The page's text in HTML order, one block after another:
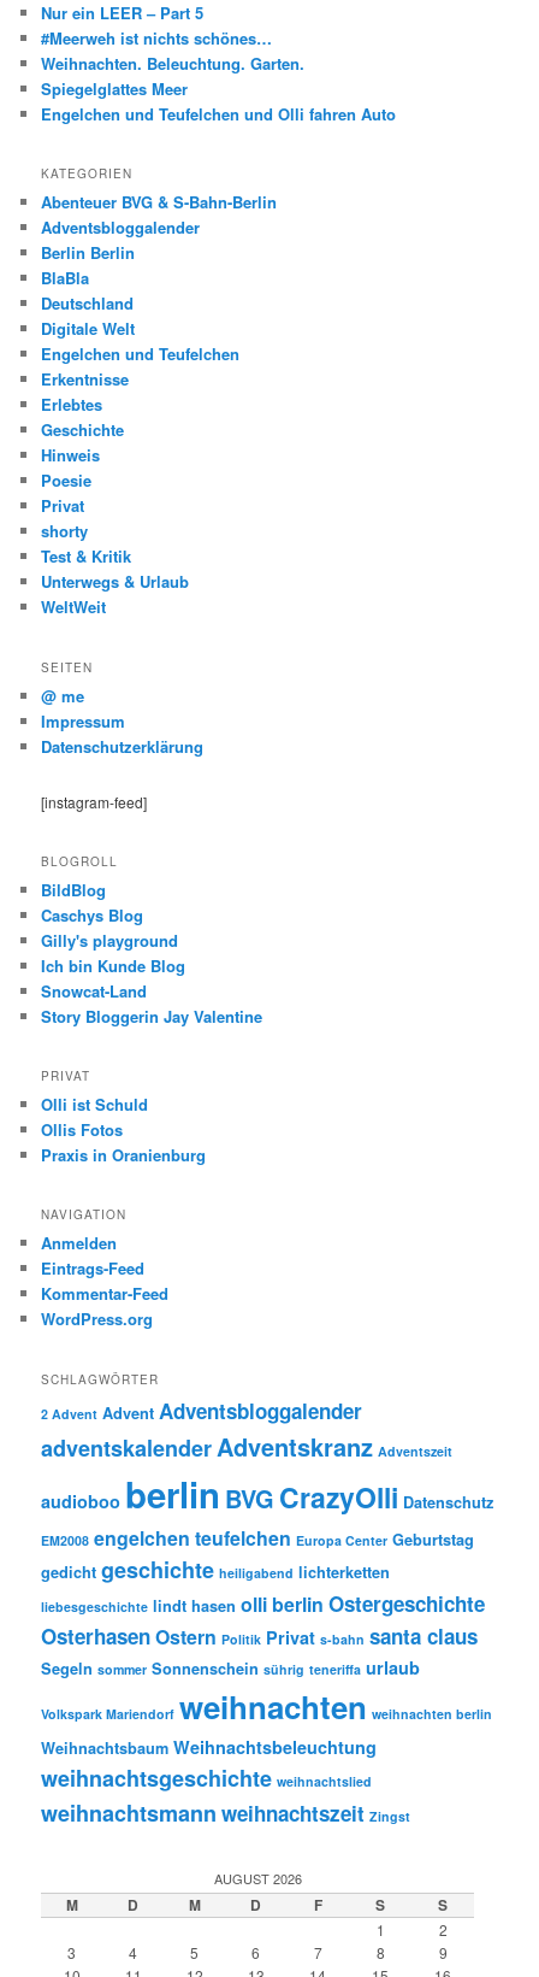
Nur ein LEER – Part 5
#Meerweh ist nichts schönes…
Weihnachten. Beleuchtung. Garten.
Spiegelglattes Meer
Engelchen und Teufelchen und Olli fahren Auto
KATEGORIEN
Abenteuer BVG & S-Bahn-Berlin
Adventsbloggalender
Berlin Berlin
BlaBla
Deutschland
Digitale Welt
Engelchen und Teufelchen
Erkentnisse
Erlebtes
Geschichte
Hinweis
Poesie
Privat
shorty
Test & Kritik
Unterwegs & Urlaub
WeltWeit
SEITEN
@ me
Impressum
Datenschutzerklärung
[instagram-feed]
BLOGROLL
BildBlog
Caschys Blog
Gilly's playground
Ich bin Kunde Blog
Snowcat-Land
Story Bloggerin Jay Valentine
PRIVAT
Olli ist Schuld
Ollis Fotos
Praxis in Oranienburg
NAVIGATION
Anmelden
Eintrags-Feed
Kommentar-Feed
WordPress.org
SCHLAGWÖRTER
2 Advent Advent Adventsbloggalender
adventskalenderAdventskranz Adventszeit
audioboo berlin BVG CrazyOlli Datenschutz
EM2008 engelchen teufelchen Europa Center Geburtstag
gedicht geschichte heiligabend lichterketten
liebesgeschichte lindt hasen olli berlin Ostergeschichte
OsterhasenOstern Politik Privat s-bahn santa claus
Segeln sommer Sonnenschein sührig teneriffa urlaub
Volkspark Mariendorf weihnachten weihnachten berlin
Weihnachtsbaum Weihnachtsbeleuchtung
weihnachtsgeschichte weihnachtslied
weihnachtsmann weihnachtszeit Zingst
AUGUST 2026
M D M D F S S
1
2
3
4 5 6 7 8
9